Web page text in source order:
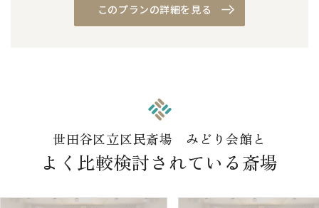
このプランの詳細を見る
世田谷区立区民斎場 みどり会館と
よく比較検討されている斎場